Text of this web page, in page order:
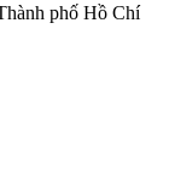
phố Hồ Chí